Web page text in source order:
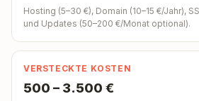
Hosting (5–30 €), Domain (10–15 €/Jahr),
und Updates (50–200 €/Monat optional).
VERSTECKTE KOSTEN
500 – 3.500 €